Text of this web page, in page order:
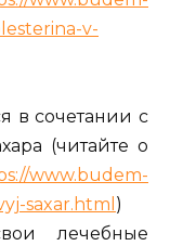
v-
в сочетании с
(читайте о
www.budem-
saxar.html )
лечебные